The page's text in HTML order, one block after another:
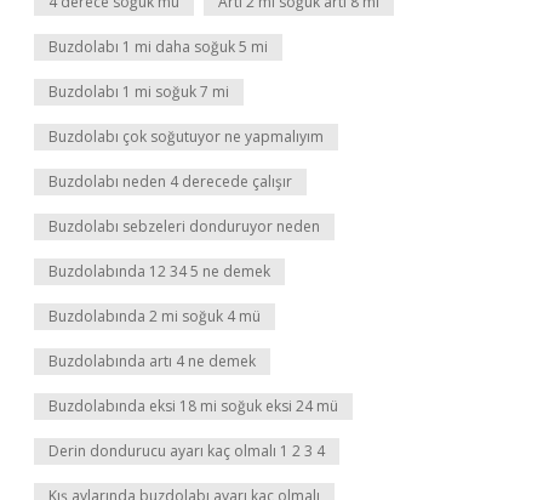
Buzdolabı 1 mi daha soğuk 5 mi
Buzdolabı 1 mi soğuk 7 mi
Buzdolabı çok soğutuyor ne yapmalıyım
Buzdolabı neden 4 derecede çalışır
Buzdolabı sebzeleri donduruyor neden
Buzdolabında 12 34 5 ne demek
Buzdolabında 2 mi soğuk 4 mü
Buzdolabında artı 4 ne demek
Buzdolabında eksi 18 mi soğuk eksi 24 mü
Derin dondurucu ayarı kaç olmalı 1 2 3 4
Kış aylarında buzdolabı ayarı kaç olmalı